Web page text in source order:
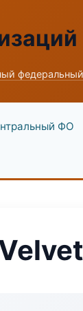
ФО